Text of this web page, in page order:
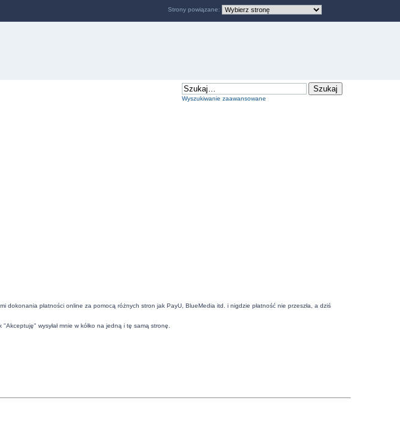
Wyszukiwanie zaawansowane
płatności online za pomocą różnych stron jak PayU, BlueMedia itd. i nigdzie płatność nie przeszła, a dziś
wysyłał mnie w kółko na jedną i tę samą stronę.
Strony powiązane: